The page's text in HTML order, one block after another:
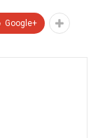
Google+